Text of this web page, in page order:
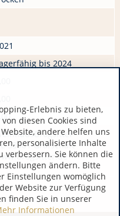
bis 2024
53501 Grafschaft
Erlebnis zu bieten,
diesen Cookies sind
andere helfen uns
personalisierte Inhalte
verbessern. Sie können die
ändern. Bitte
Einstellungen womöglich
Website zur Verfügung
finden Sie in unserer
Informationen